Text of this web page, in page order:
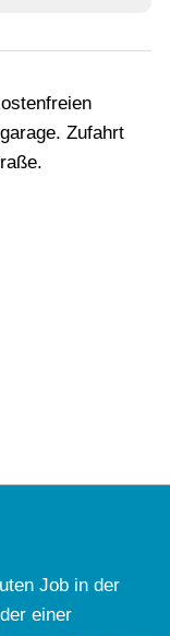
Zufahrt
Job in der
einer